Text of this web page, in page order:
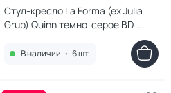
Стул-кресло La Forma (ex Julia
Grup) Quinn темно-серое BD-
В наличии • 6 шт.